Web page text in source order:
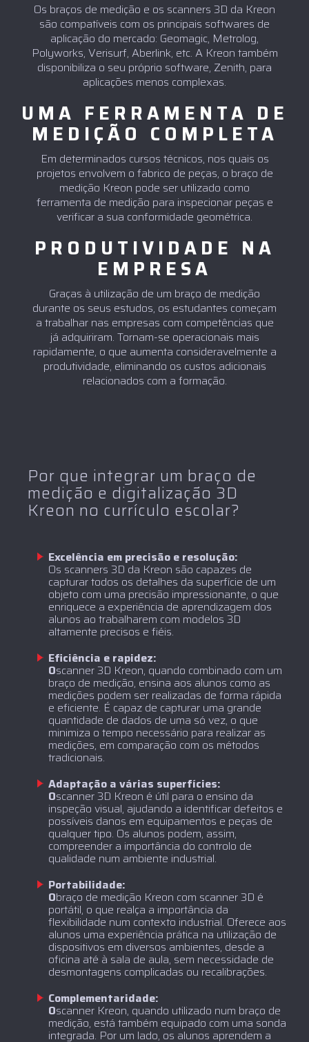
Os braços de medição e os scanners 3D da Kreon
são compatíveis com os principais softwares de
aplicação do mercado: Geomagic, Metrolog,
Polyworks, Verisurf, Aberlink, etc. A Kreon também
disponibiliza o seu próprio software, Zenith, para
aplicações menos complexas.
UMA FERRAMENTA DE
MEDIÇÃO COMPLETA
Em determinados cursos técnicos, nos quais os
projetos envolvem o fabrico de peças, o braço de
medição Kreon pode ser utilizado como
ferramenta de medição para inspecionar peças e
verificar a sua conformidade geométrica.
PRODUTIVIDADE NA
EMPRESA
Graças à utilização de um braço de medição
durante os seus estudos, os estudantes começam
a trabalhar nas empresas com competências que
já adquiriram. Tornam-se operacionais mais
rapidamente, o que aumenta consideravelmente a
produtividade, eliminando os custos adicionais
relacionados com a formação.
Por que integrar um braço de
medição e digitalização 3D
Kreon no currículo escolar?
Excelência em precisão e resolução:
Os scanners 3D da Kreon são capazes de
capturar todos os detalhes da superfície de um
objeto com uma precisão impressionante, o que
enriquece a experiência de aprendizagem dos
alunos ao trabalharem com modelos 3D
altamente precisos e fiéis.
Eficiência e rapidez:
‍Oscanner 3D Kreon, quando combinado com um
braço de medição, ensina aos alunos como as
medições podem ser realizadas de forma rápida
e eficiente. É capaz de capturar uma grande
quantidade de dados de uma só vez, o que
minimiza o tempo necessário para realizar as
medições, em comparação com os métodos
tradicionais.
Adaptação a várias superfícies:
‍Oscanner 3D Kreon é útil para o ensino da
inspeção visual, ajudando a identificar defeitos e
possíveis danos em equipamentos e peças de
qualquer tipo. Os alunos podem, assim,
compreender a importância do controlo de
qualidade num ambiente industrial.
Portabilidade:
‍Obraço de medição Kreon com scanner 3D é
portátil, o que realça a importância da
flexibilidade num contexto industrial. Oferece aos
alunos uma experiência prática na utilização de
dispositivos em diversos ambientes, desde a
oficina até à sala de aula, sem necessidade de
desmontagens complicadas ou recalibrações.
Complementaridade:
‍Oscanner Kreon, quando utilizado num braço de
medição, está também equipado com uma sonda
integrada. Por um lado, os alunos aprendem a